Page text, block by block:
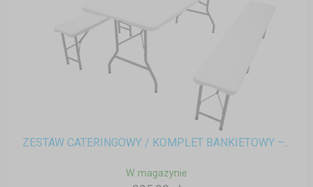
ZESTAW CATERINGOWY / KOMPLET BANKIETOWY –...
W magazynie